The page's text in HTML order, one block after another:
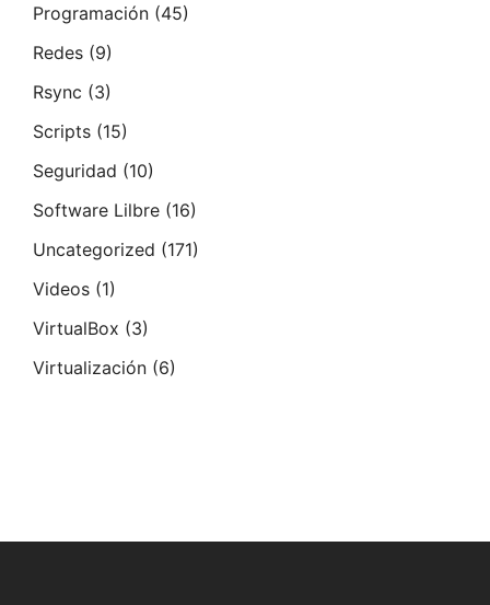
Programación (45)
Redes (9)
Rsync (3)
Scripts (15)
Seguridad (10)
Software Lilbre (16)
Uncategorized (171)
Videos (1)
VirtualBox (3)
Virtualización (6)